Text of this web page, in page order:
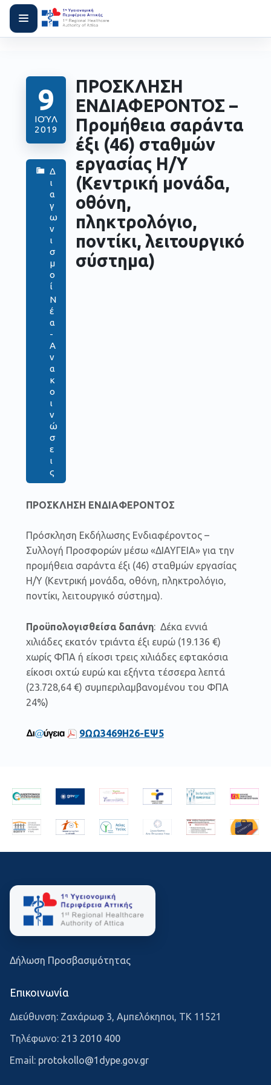
9
ΙΟΎΛ
2019
Δ
ι
α
γ
ω
ν
ι
σ
μ
ο
ί
Ν
έ
α
-
Α
ν
α
κ
ο
ι
ν
ώ
σ
ε
ι
ς
ΠΡΟΣΚΛΗΣΗ
ΕΝΔΙΑΦΕΡΟΝΤΟΣ –
Προμήθεια σαράντα
έξι (46) σταθμών
εργασίας Η/Υ
(Κεντρική μονάδα,
οθόνη,
πληκτρολόγιο,
ποντίκι, λειτουργικό
σύστημα)
ΠΡΟΣΚΛΗΣΗ ΕΝΔΙΑΦΕΡΟΝΤΟΣ
Πρόσκληση Εκδήλωσης Ενδιαφέροντος –
Συλλογή Προσφορών μέσω «ΔΙΑΥΓΕΙΑ» για την
προμήθεια σαράντα έξι (46) σταθμών εργασίας
Η/Υ (Κεντρική μονάδα, οθόνη, πληκτρολόγιο,
ποντίκι, λειτουργικό σύστημα).
Προϋπολογισθείσα δαπάνη: Δέκα εννιά
χιλιάδες εκατόν τριάντα έξι ευρώ (19.136 €)
χωρίς ΦΠΑ ή είκοσι τρεις χιλιάδες εφτακόσια
είκοσι οχτώ ευρώ και εξήντα τέσσερα λεπτά
(23.728,64 €) συμπεριλαμβανομένου του ΦΠΑ
24%)
9ΩΩ3469Η26-ΕΨ5
Δήλωση Προσβασιμότητας
Επικοινωνία
Διεύθυνση: Ζαχάρωφ 3, Αμπελόκηποι, ΤΚ 11521
Τηλέφωνο: 213 2010 400
Email: protokollo@1dype.gov.gr